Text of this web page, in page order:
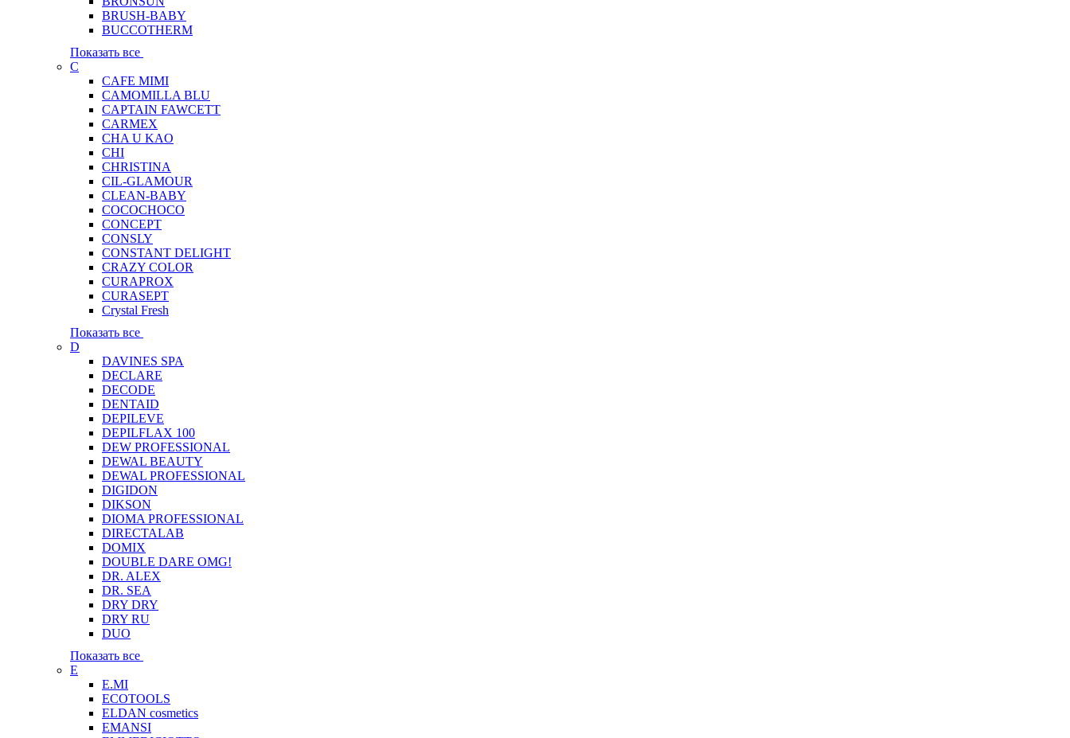
BRUSH-BABY
BUCCOTHERM
Показать все
C
CAFE MIMI
CAMOMILLA BLU
CAPTAIN FAWCETT
CARMEX
CHA U KAO
CHI
CHRISTINA
CIL-GLAMOUR
CLEAN-BABY
COCOCHOCO
CONCEPT
CONSLY
CONSTANT DELIGHT
CRAZY COLOR
CURAPROX
CURASEPT
Crystal Fresh
Показать все
D
DAVINES SPA
DECLARE
DECODE
DENTAID
DEPILEVE
DEPILFLAX 100
DEW PROFESSIONAL
DEWAL BEAUTY
DEWAL PROFESSIONAL
DIGIDON
DIKSON
DIOMA PROFESSIONAL
DIRECTALAB
DOMIX
DOUBLE DARE OMG!
DR. ALEX
DR. SEA
DRY DRY
DRY RU
DUO
Показать все
E
E.MI
ECOTOOLS
ELDAN cosmetics
EMANSI